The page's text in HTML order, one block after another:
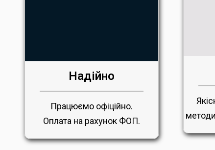
Надійно
Працюємо офіційно.
Оплата на рахунок ФОП.